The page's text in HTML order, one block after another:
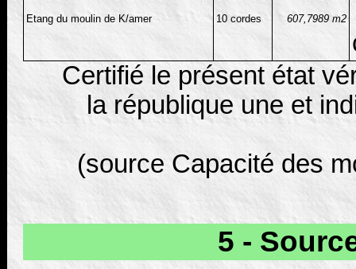
Etang du moulin de K/amer 10 cordes 607,7989 m2
Certifié le présent état
la république une et
(source Capacité des
5 -